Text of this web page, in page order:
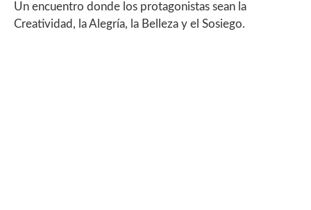
Un encuentro donde los protagonistas sean la
Creatividad, la Alegría, la Belleza y el Sosiego.